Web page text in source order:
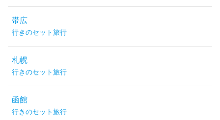
帯広
行きのセット旅行
札幌
行きのセット旅行
函館
行きのセット旅行